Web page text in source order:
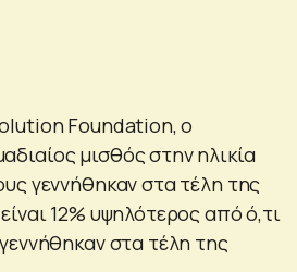
Foundation, ο
μισθός στην ηλικία
γεννήθηκαν στα τέλη της
12% υψηλότερος από ό,τι
στα τέλη της